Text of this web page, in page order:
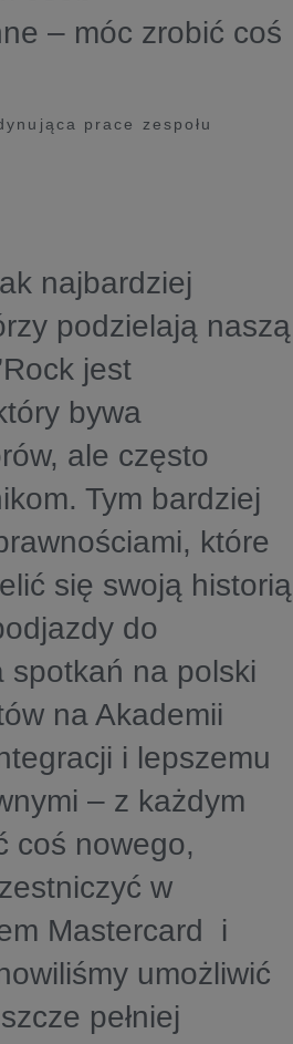
– móc zrobić coś
prace zespołu
najbardziej
podzielają naszą
jest
bywa
ale często
Tym bardziej
które
się swoją historią
do
spotkań na polski
na Akademii
i lepszemu
– z każdym
coś nowego,
w
Mastercard i
umożliwić
pełniej